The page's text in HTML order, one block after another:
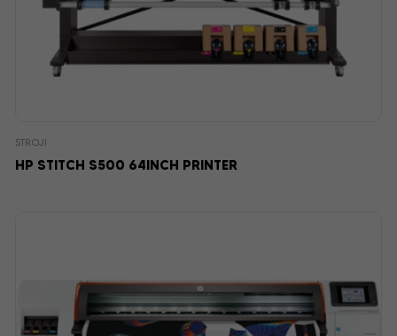
STROJI
HP STITCH S500 64INCH PRINTER